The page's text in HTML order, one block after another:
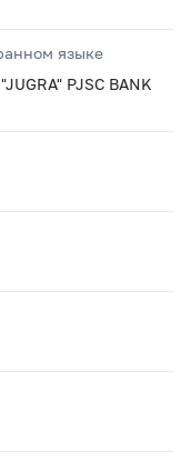
языке
PJSC BANK